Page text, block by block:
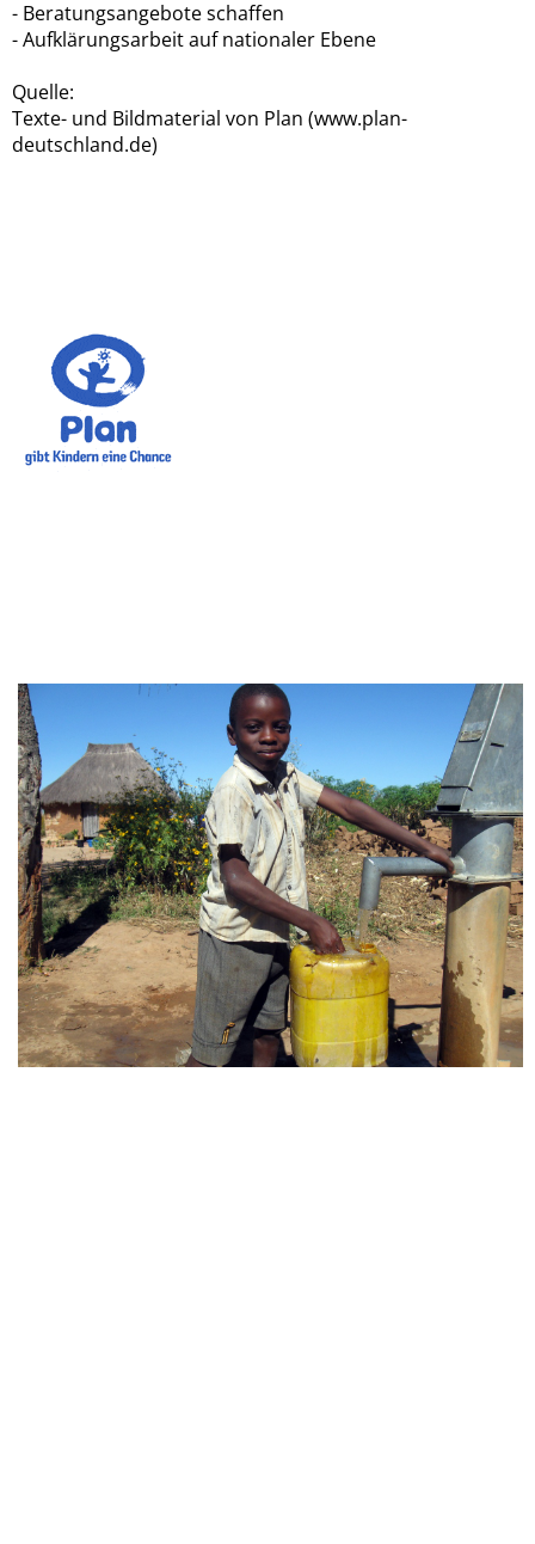
- Beratungsangebote schaffen
- Aufklärungsarbeit auf nationaler Ebene
Quelle:
Texte- und Bildmaterial von Plan (www.plan-
deutschland.de)